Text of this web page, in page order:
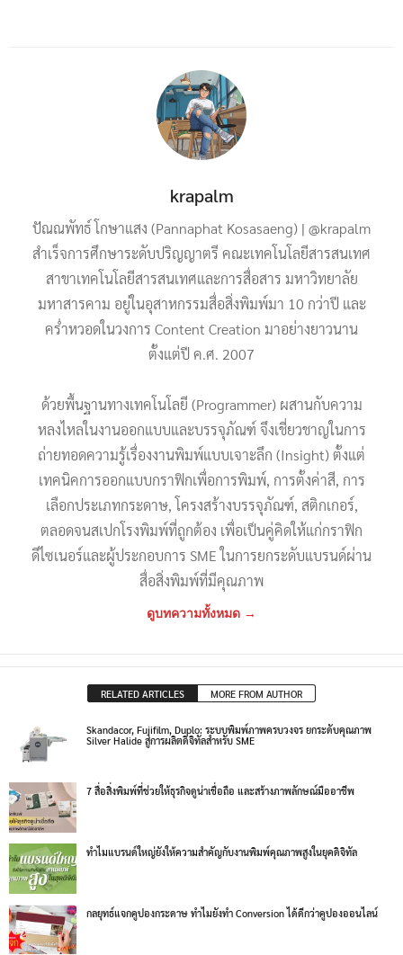
krapalm
ปัณณพัทธ์ โกษาแสง (Pannaphat Kosasaeng) | @krapalm
สำเร็จการศึกษาระดับปริญญาตรี คณะเทคโนโลยีสารสนเทศ
สาขาเทคโนโลยีสารสนเทศและการสื่อสาร มหาวิทยาลัย
มหาสารคาม อยู่ในอุสาหกรรมสื่อสิ่งพิมพ์มา 10 กว่าปี และ
คร่ำหวอดในวงการ Content Creation มาอย่างยาวนาน
ตั้งแต่ปี ค.ศ. 2007
ด้วยพื้นฐานทางเทคโนโลยี (Programmer) ผสานกับความ
หลงไหลในงานออกแบบและบรรจุภัณฑ์ จึงเชี่ยวชาญในการ
ถ่ายทอดความรู้เรื่องงานพิมพ์แบบเจาะลึก (Insight) ตั้งแต่
เทคนิคการออกแบบกราฟิกเพื่อการพิมพ์, การตั้งค่าสี, การ
เลือกประเภทกระดาษ, โครงสร้างบรรจุภัณฑ์, สติกเกอร์,
ตลอดจนสเปกโรงพิมพ์ที่ถูกต้อง เพื่อเป็นคู่คิดให้แก่กราฟิก
ดีไซเนอร์และผู้ประกอบการ SME ในการยกระดับแบรนด์ผ่าน
สื่อสิ่งพิมพ์ที่มีคุณภาพ
ดูบทความทั้งหมด →
RELATED ARTICLES MORE FROM AUTHOR
Skandacor, Fujifilm, Duplo: ระบบพิมพ์ภาพครบวงจร ยกระดับคุณภาพ
Silver Halide สู่การผลิตดิจิทัลสำหรับ SME
7 สื่อสิ่งพิมพ์ที่ช่วยให้ธุรกิจดูน่าเชื่อถือ และสร้างภาพลักษณ์มืออาชีพ
ทำไมแบรนด์ใหญ่ยังให้ความสำคัญกับงานพิมพ์คุณภาพสูงในยุคดิจิทัล
กลยุทธ์แจกคูปองกระดาษ ทำไมยังทำ Conversion ได้ดีกว่าคูปองออนไลน์